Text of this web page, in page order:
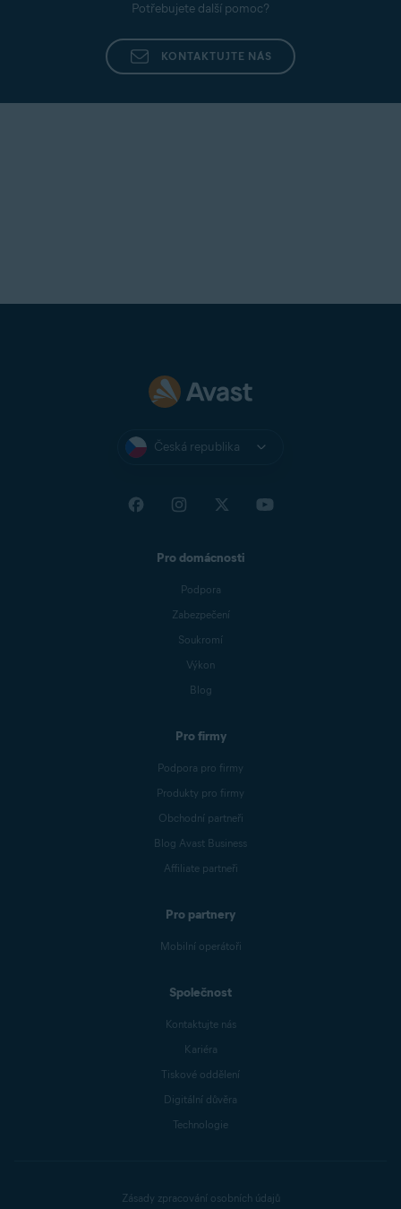
Potřebujete další pomoc?
KONTAKTUJTE NÁS
Česká republika
Pro domácnosti
Podpora
Zabezpečení
Soukromí
Výkon
Blog
Pro firmy
Podpora pro firmy
Produkty pro firmy
Obchodní partneři
Blog Avast Business
Affiliate partneři
Pro partnery
Mobilní operátoři
Společnost
Kontaktujte nás
Kariéra
Tiskové oddělení
Digitální důvěra
Technologie
Zásady zpracování osobních údajů